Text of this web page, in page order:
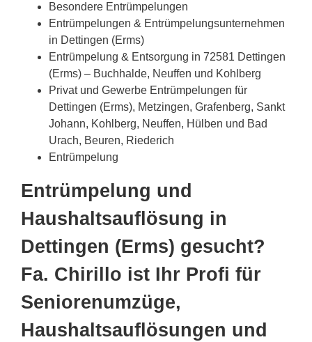
Besondere Entrümpelungen
Entrümpelungen & Entrümpelungsunternehmen
in Dettingen (Erms)
Entrümpelung & Entsorgung in 72581 Dettingen
(Erms) – Buchhalde, Neuffen und Kohlberg
Privat und Gewerbe Entrümpelungen für
Dettingen (Erms), Metzingen, Grafenberg, Sankt
Johann, Kohlberg, Neuffen, Hülben und Bad
Urach, Beuren, Riederich
Entrümpelung
Entrümpelung und
Haushaltsauflösung in
Dettingen (Erms) gesucht?
Fa. Chirillo ist Ihr Profi für
Seniorenumzüge,
Haushaltsauflösungen und